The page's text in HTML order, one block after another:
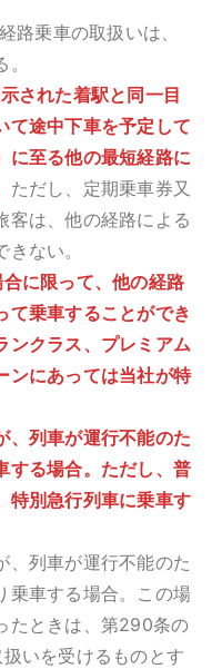
路乗車の取扱いは、
された着駅と同一目
て途中下車を予定して
に至る他の最短経路に
ただし、定期乗車券又
客は、他の経路による
ない。
に限って、他の経路
て乗車することができ
ンクラス、プレミアム
ンにあっては当社が特
、列車が運行不能のた
する場合。ただし、普
特別急行列車に乗車す
列車が運行不能のた
乗車する場合。この場
たときは、第290条の
いを受けるものとす